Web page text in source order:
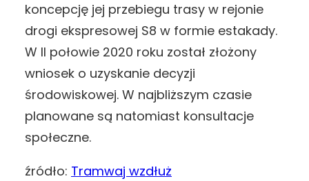
koncepcję jej przebiegu trasy w rejonie
drogi ekspresowej S8 w formie estakady.
W II połowie 2020 roku został złożony
wniosek o uzyskanie decyzji
środowiskowej. W najbliższym czasie
planowane są natomiast konsultacje
społeczne.
źródło: Tramwaj wzdłuż